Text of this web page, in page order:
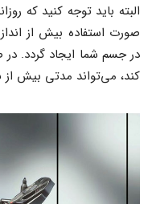
صورت استفاده بیش از
در جسم شما ایجاد گردد.
کند، می‌تواند مدتی بیش